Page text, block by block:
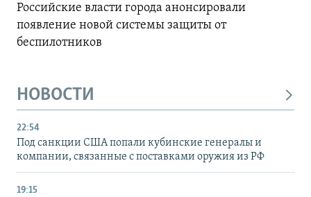
Российские власти города анонсировали
появление новой системы защиты от
беспилотников
НОВОСТИ
22:54
Под санкции США попали кубинские генералы и
компании, связанные с поставками оружия из РФ
19:15